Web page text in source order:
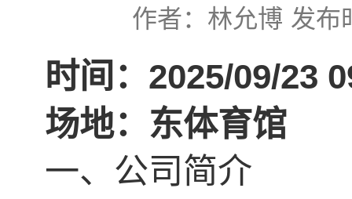
作者：林允博 发布
时间：2025/09/23
场地：东体育馆
一、公司简介